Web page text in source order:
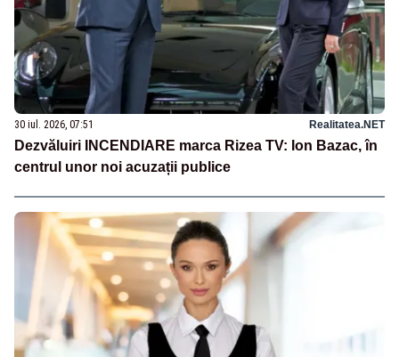
30 iul. 2026, 07:51 Realitatea.NET
Dezvăluiri INCENDIARE marca Rizea TV: Ion Bazac, în
centrul unor noi acuzații publice